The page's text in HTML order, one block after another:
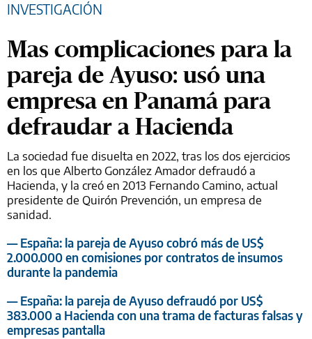
INVESTIGACIÓN
Mas complicaciones para la
pareja de Ayuso: usó una
empresa en Panamá para
defraudar a Hacienda
La sociedad fue disuelta en 2022, tras los dos ejercicios
en los que Alberto González Amador defraudó a
Hacienda, y la creó en 2013 Fernando Camino, actual
presidente de Quirón Prevención, un empresa de
sanidad.
— España: la pareja de Ayuso cobró más de US$
2.000.000 en comisiones por contratos de insumos
durante la pandemia
— España: la pareja de Ayuso defraudó por US$
383.000 a Hacienda con una trama de facturas falsas y
empresas pantalla